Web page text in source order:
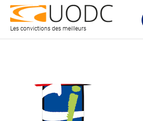
Les convictions des meilleurs